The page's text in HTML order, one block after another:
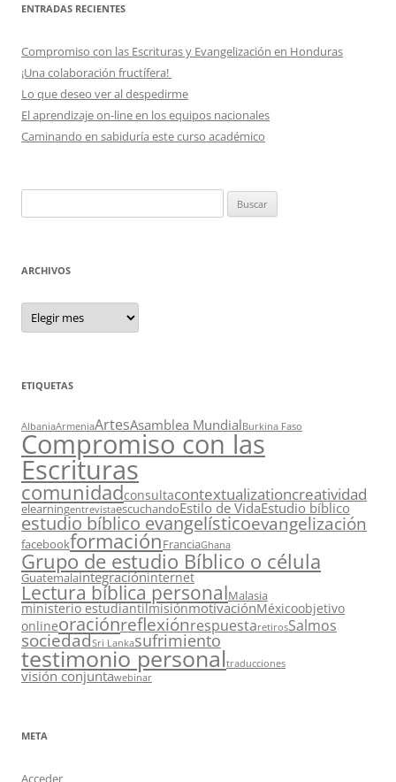
ENTRADAS RECIENTES
Compromiso con las Escrituras y Evangelización en Honduras
¡Una colaboración fructífera!
Lo que deseo ver al despedirme
El aprendizaje on-line en los equipos nacionales
Caminando en sabiduría este curso académico
ARCHIVOS
Archivos
ETIQUETAS
AlbaniaArmeniaArtesAsamblea MundialBurkina Faso
Compromiso con las
Escrituras
comunidadconsultacontextualizationcreatividad
elearningentrevistaescuchandoEstilo de VidaEstudio bíblico
estudio bíblico evangelísticoevangelización
facebookformaciónFranciaGhana
Grupo de estudio Bíblico o célula
Guatemalaintegracióninternet
Lectura bíblica personalMalasia
ministerio estudiantilmisiónmotivaciónMéxicoobjetivo
onlineoraciónreflexiónrespuestaretirosSalmos
sociedadSri Lankasufrimiento
testimonio personaltraducciones
visión conjuntawebinar
META
Acceder